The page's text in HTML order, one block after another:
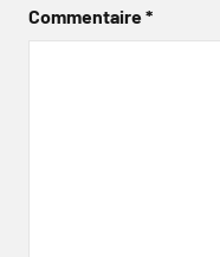
Commentaire*